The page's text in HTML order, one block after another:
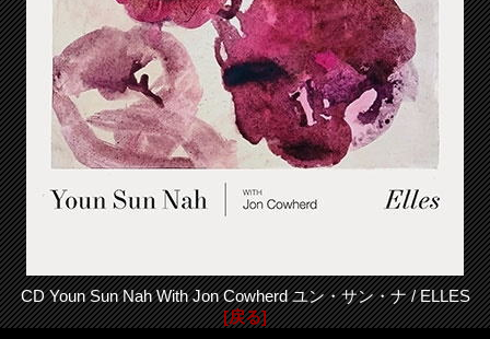
CD Youn Sun Nah With Jon Cowherd ユン・サン・ナ / ELLES
[戻る]